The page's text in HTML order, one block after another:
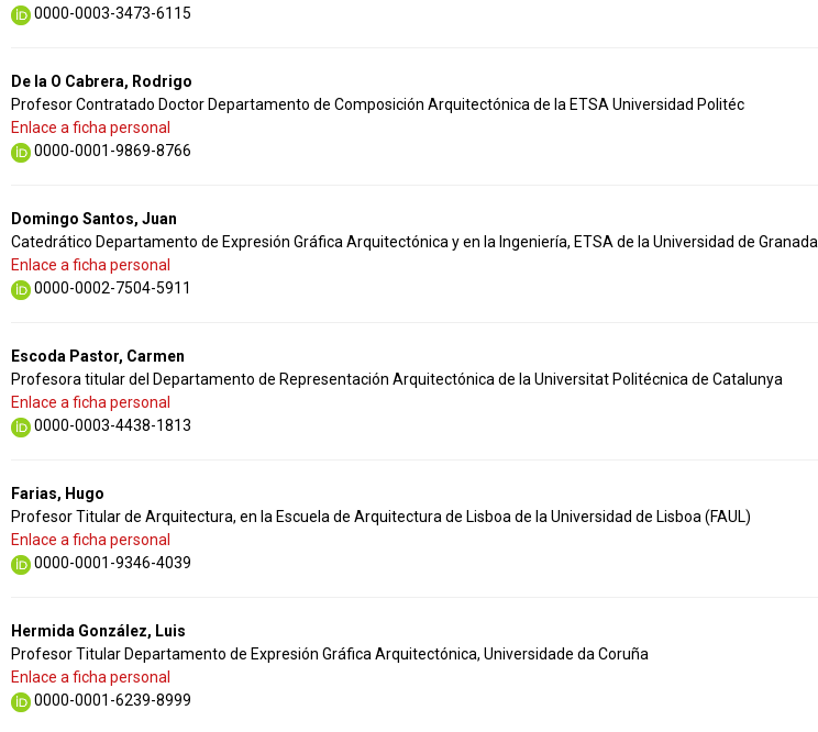
0000-0003-3473-6115
De la O Cabrera, Rodrigo
Profesor Contratado Doctor Departamento de Composición Arquitectónica de la ETSA Universidad Politéc
Enlace a ficha personal
0000-0001-9869-8766
Domingo Santos, Juan
Catedrático Departamento de Expresión Gráfica Arquitectónica y en la Ingeniería, ETSA de la Universidad de Granada
Enlace a ficha personal
0000-0002-7504-5911
Escoda Pastor, Carmen
Profesora titular del Departamento de Representación Arquitectónica de la Universitat Politécnica de Catalunya
Enlace a ficha personal
0000-0003-4438-1813
Farias, Hugo
Profesor Titular de Arquitectura, en la Escuela de Arquitectura de Lisboa de la Universidad de Lisboa (FAUL)
Enlace a ficha personal
0000-0001-9346-4039
Hermida González, Luis
Profesor Titular Departamento de Expresión Gráfica Arquitectónica, Universidade da Coruña
Enlace a ficha personal
0000-0001-6239-8999